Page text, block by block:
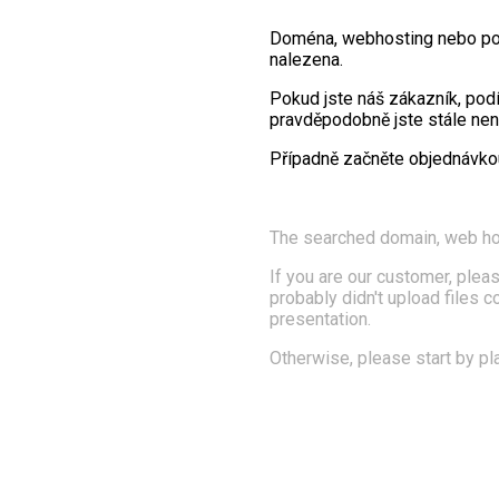
Doména, webhosting nebo
nalezena.
Pokud jste náš zákazník,
pravděpodobně jste stále
Případně začněte
The searched domain, web
If you are our customer,
probably didn't upload files
presentation.
Otherwise, please start by